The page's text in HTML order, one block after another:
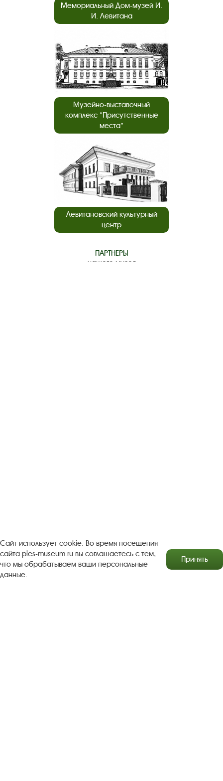
Мемориальный Дом-музей И.
И. Левитана
Музейно-выставочный
комплекс “Присутственные
места”
Левитановский культурный
центр
ПАРТНЕРЫ
нашего музея
Антикоррупционная деятельность
Сайт использует cookie. Во время посещения
сайта ples-museum.ru вы соглашаетесь с тем,
что мы обрабатываем ваши персональные
данные.
Принять